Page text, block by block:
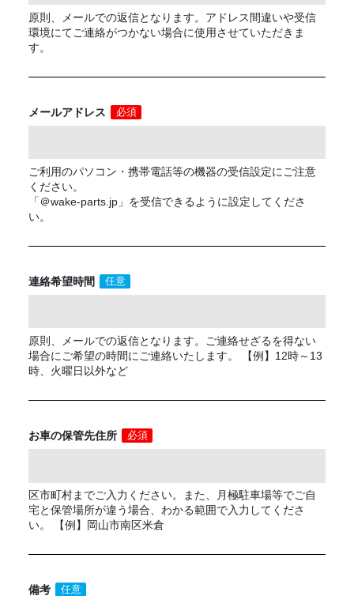
原則、メールでの返信となります。アドレス間違いや受信
環境にてご連絡がつかない場合に使用させていただきま
す。
メールアドレス 必須
ご利用のパソコン・携帯電話等の機器の受信設定にご注意
ください。
「＠wake-parts.jp」を受信できるように設定してくださ
い。
連絡希望時間 任意
原則、メールでの返信となります。ご連絡せざるを得ない
場合にご希望の時間にご連絡いたします。 【例】12時～13
時、火曜日以外など
お車の保管先住所 必須
区市町村までご入力ください。また、月極駐車場等でご自
宅と保管場所が違う場合、わかる範囲で入力してくださ
い。 【例】岡山市南区米倉
備考 任意